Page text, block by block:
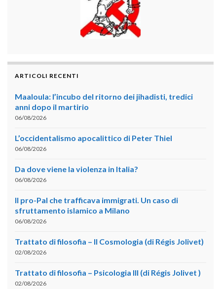
ARTICOLI RECENTI
Maaloula: l’incubo del ritorno dei jihadisti, tredici
anni dopo il martirio
06/08/2026
L’occidentalismo apocalittico di Peter Thiel
06/08/2026
Da dove viene la violenza in Italia?
06/08/2026
Il pro-Pal che trafficava immigrati. Un caso di
sfruttamento islamico a Milano
06/08/2026
Trattato di filosofia – II Cosmologia (di Régis Jolivet)
02/08/2026
Trattato di filosofia – Psicologia III (di Régis Jolivet )
02/08/2026